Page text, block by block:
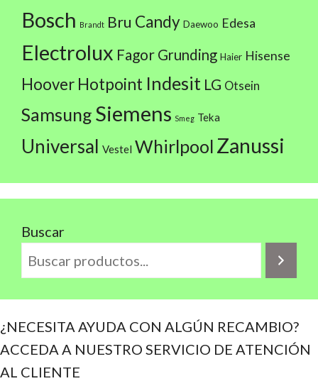
Bosch Brandt Bru Candy Daewoo Edesa
Electrolux Fagor Grunding Haier Hisense
Hoover Hotpoint Indesit LG Otsein
Samsung Siemens Smeg Teka
Universal Vestel Whirlpool Zanussi
Buscar
¿NECESITA AYUDA CON ALGÚN RECAMBIO?
ACCEDA A NUESTRO SERVICIO DE ATENCIÓN
AL CLIENTE